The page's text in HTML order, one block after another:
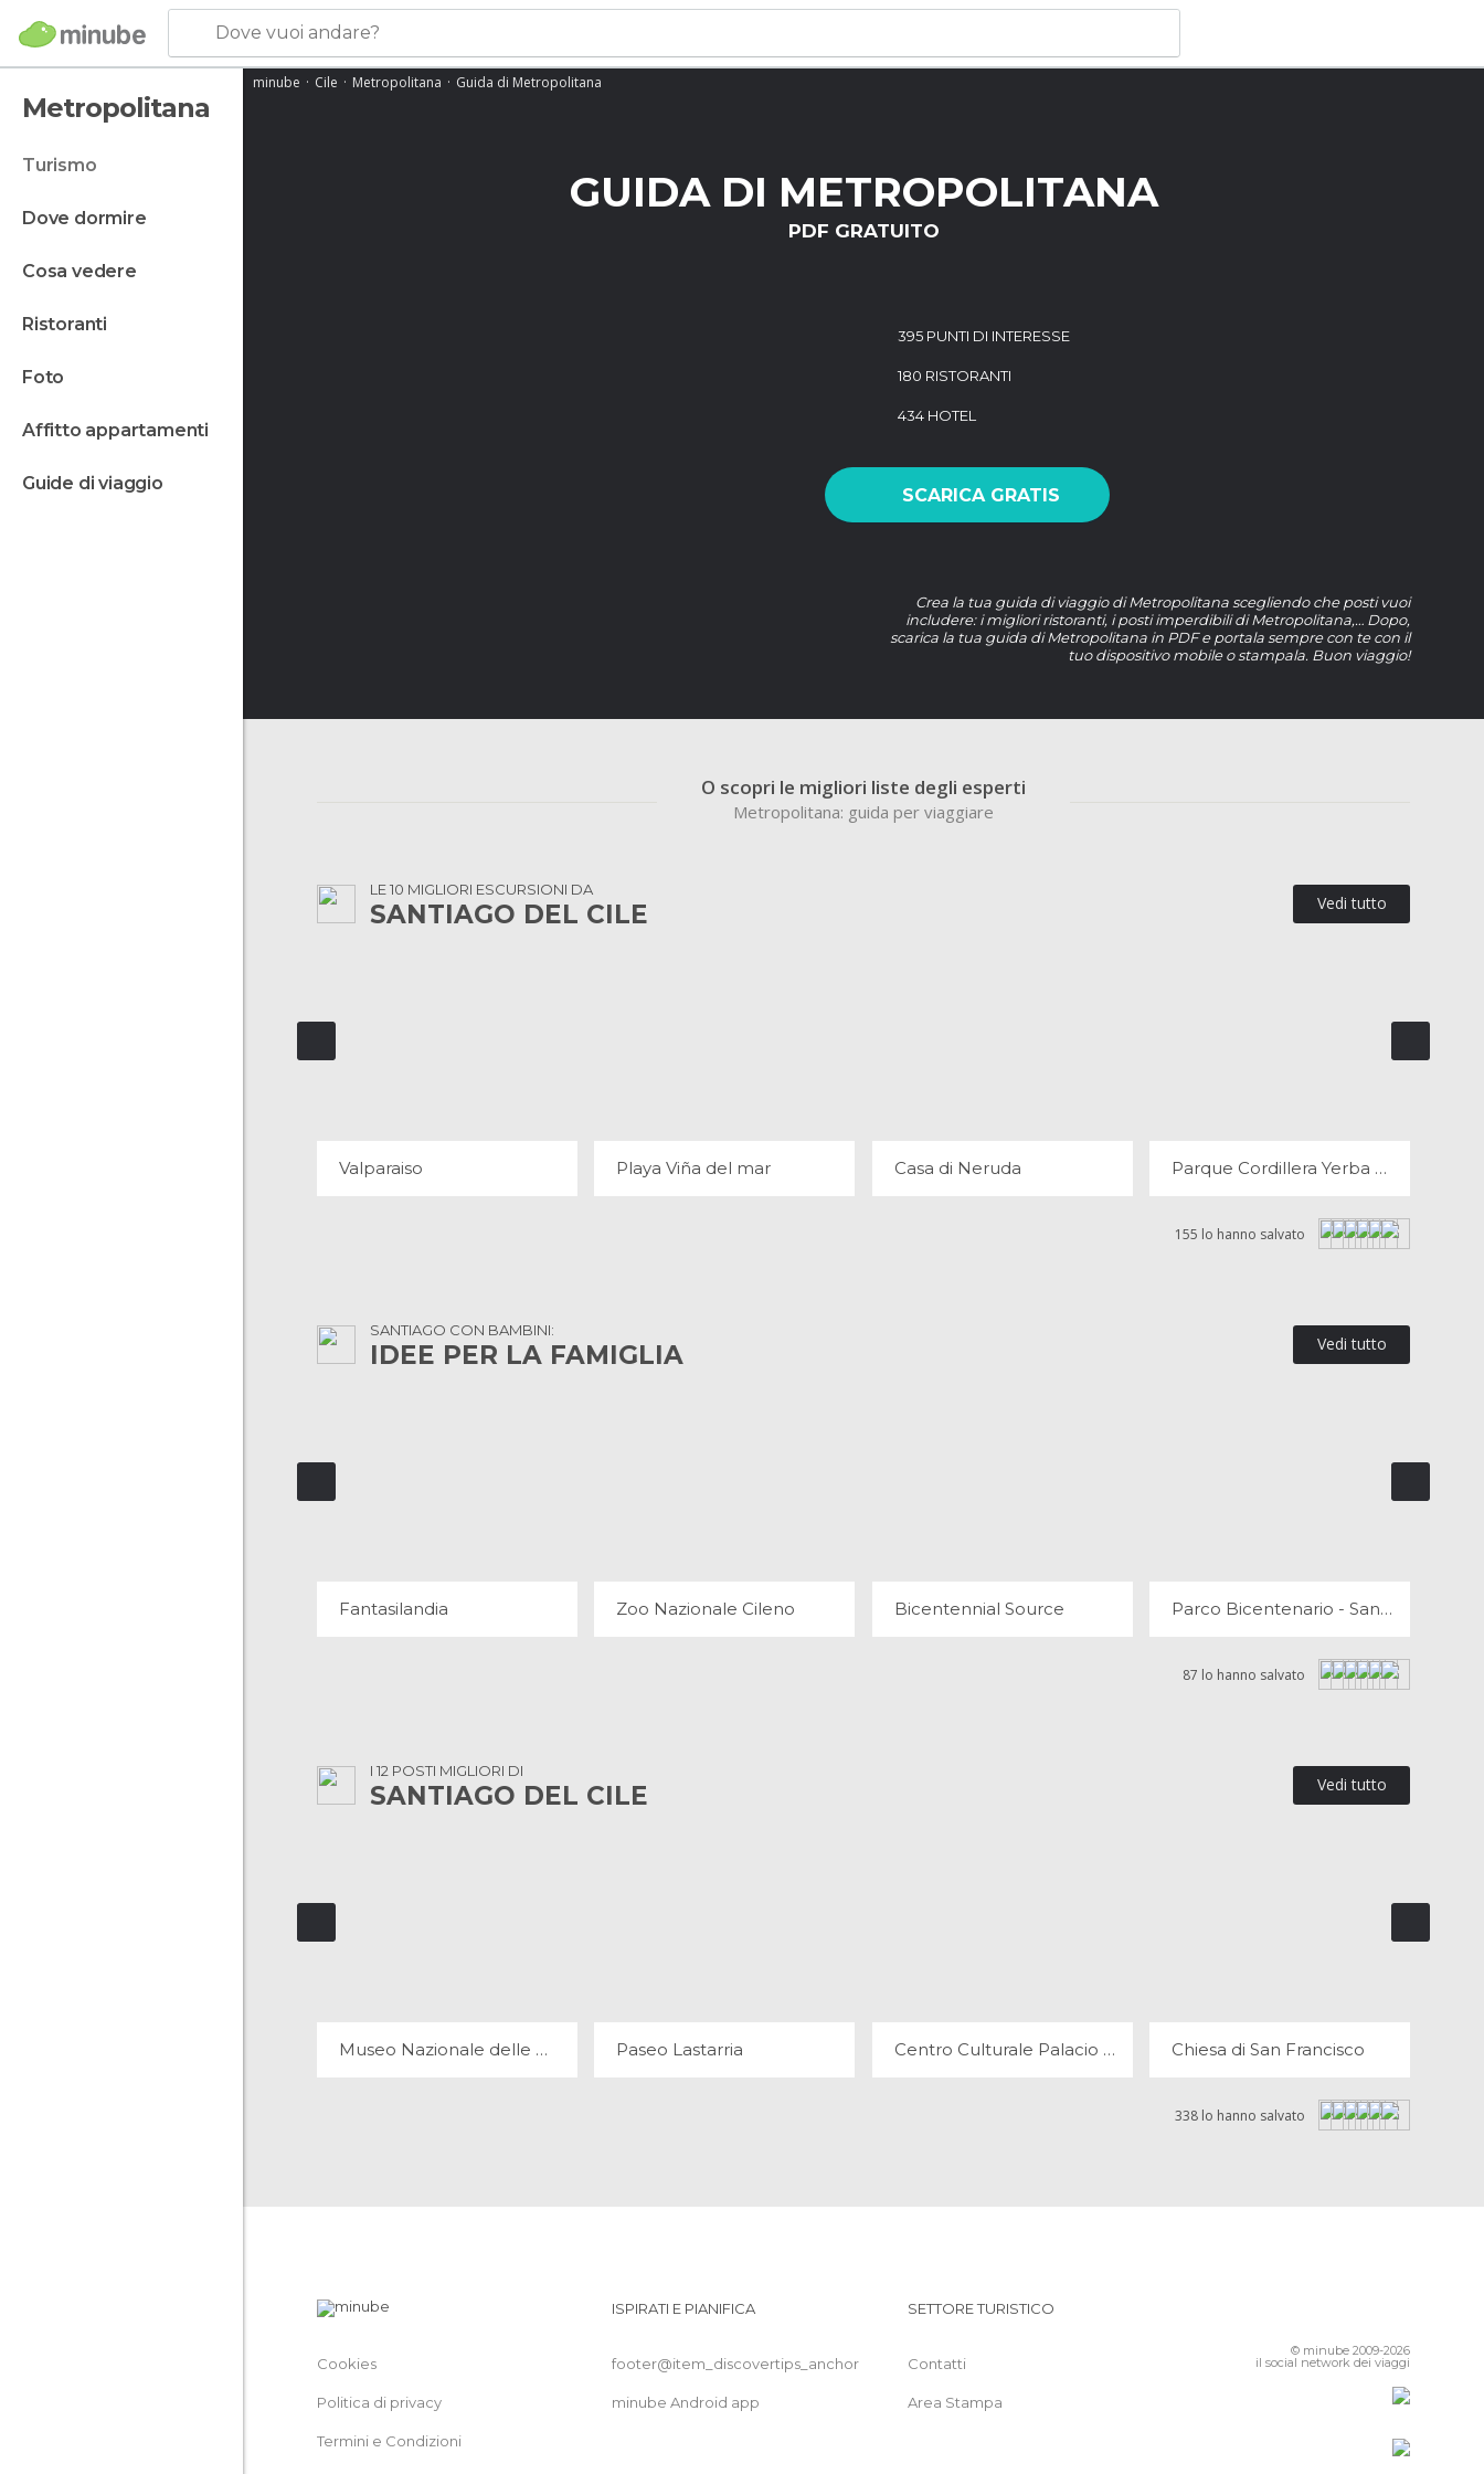
Dove vuoi andare?
Metropolitana
turismo
dove dormire
cosa vedere
ristoranti
foto
affitto appartamenti
guide di viaggio
minube Cile Metropolitana Guida di Metropolitana
GUIDA DI METROPOLITANA
PDF GRATUITO
395 PUNTI DI INTERESSE
180 RISTORANTI
434 HOTEL
SCARICA GRATIS
Crea la tua guida di viaggio di Metropolitana scegliendo che posti vuoi
includere: i migliori ristoranti, i posti imperdibili di Metropolitana,… Dopo,
scarica la tua guida di Metropolitana in PDF e portala sempre con te con il
tuo dispositivo mobile o stampala. Buon viaggio!
O scopri le migliori liste degli esperti
Metropolitana: guida per viaggiare
LE 10 MIGLIORI ESCURSIONI DA
SANTIAGO DEL CILE Vedi tutto
Valparaiso Playa Viña del mar Casa di Neruda Parque Cordillera Yerba Loca
155 lo hanno salvato
SANTIAGO CON BAMBINI:
IDEE PER LA FAMIGLIA Vedi tutto
Fantasilandia Zoo Nazionale Cileno Bicentennial Source Parco Bicentenario - Santiago
87 lo hanno salvato
I 12 POSTI MIGLIORI DI
SANTIAGO DEL CILE Vedi tutto
Museo Nazionale delle Belle Arti Paseo Lastarria Centro Culturale Palacio La Moneda Chiesa di San Francisco
338 lo hanno salvato
Cookies
Politica di privacy
Termini e Condizioni
ISPIRATI E PIANIFICA
footer@item_discovertips_anchor
minube Android app
SETTORE TURISTICO
Contatti
Area Stampa
© minube 2009-2026
il social network dei viaggi